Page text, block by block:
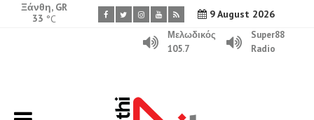
9 August 2026
Ξάνθη, GR
33 °C
Μελωδικός
105.7
Super88
Radio